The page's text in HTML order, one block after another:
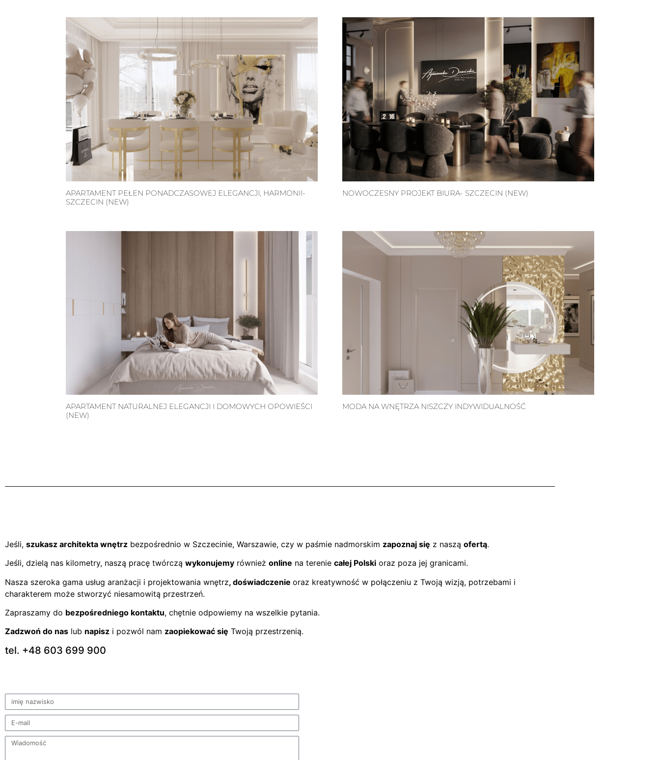
APARTAMENT PEŁEN PONADCZASOWEJ ELEGANCJI, HARMONII-
SZCZECIN (NEW)
NOWOCZESNY PROJEKT BIURA- SZCZECIN (NEW)
APARTAMENT NATURALNEJ ELEGANCJI I DOMOWYCH OPOWIEŚCI
(NEW)
MODA NA WNĘTRZA NISZCZY INDYWIDUALNOŚĆ
Jeśli, szukasz architekta wnętrz bezpośrednio w Szczecinie, Warszawie, czy w paśmie nadmorskim zapoznaj się z naszą ofertą.
Jeśli, dzielą nas kilometry, naszą pracę twórczą wykonujemy również online na terenie całej Polski oraz poza jej granicami.
Nasza szeroka gama usług aranżacji i projektowania wnętrz, doświadczenie oraz kreatywność w połączeniu z Twoją wizją, potrzebami i
charakterem może stworzyć niesamowitą przestrzeń.
Zapraszamy do bezpośredniego kontaktu, chętnie odpowiemy na wszelkie pytania.
Zadzwoń do nas lub napisz i pozwól nam zaopiekować się Twoją przestrzenią.
tel. +48 603 699 900